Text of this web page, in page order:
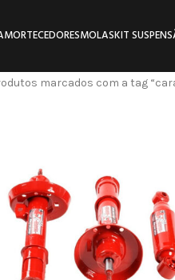
MOLASKIT
marcados com a tag